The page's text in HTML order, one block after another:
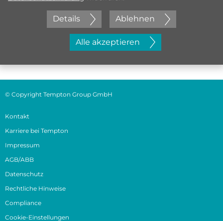
Jetzt initiativ bewerben
Details Ablehnen
Alle akzeptieren
© Copyright Tempton Group GmbH
Kontakt
Karriere bei Tempton
Impressum
AGB/ABB
Datenschutz
Rechtliche Hinweise
Compliance
Cookie-Einstellungen